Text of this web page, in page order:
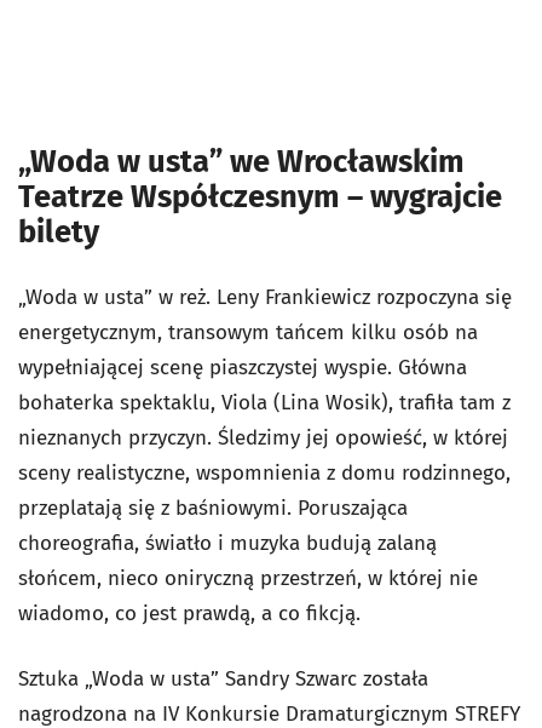
„Woda w usta” we Wrocławskim
Teatrze Współczesnym – wygrajcie
bilety
„Woda w usta” w reż. Leny Frankiewicz rozpoczyna się
energetycznym, transowym tańcem kilku osób na
wypełniającej scenę piaszczystej wyspie. Główna
bohaterka spektaklu, Viola (Lina Wosik), trafiła tam z
nieznanych przyczyn. Śledzimy jej opowieść, w której
sceny realistyczne, wspomnienia z domu rodzinnego,
przeplatają się z baśniowymi. Poruszająca
choreografia, światło i muzyka budują zalaną
słońcem, nieco oniryczną przestrzeń, w której nie
wiadomo, co jest prawdą, a co fikcją.
Sztuka „Woda w usta” Sandry Szwarc została
nagrodzona na IV Konkursie Dramaturgicznym STREFY